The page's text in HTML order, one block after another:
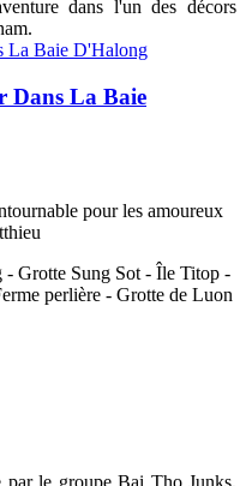
dans l'un des décors
Dans La Baie
pour les amoureux
Grotte Sung Sot - Île Titop -
perlière - Grotte de Luon
par le groupe Bai Tho Junks,